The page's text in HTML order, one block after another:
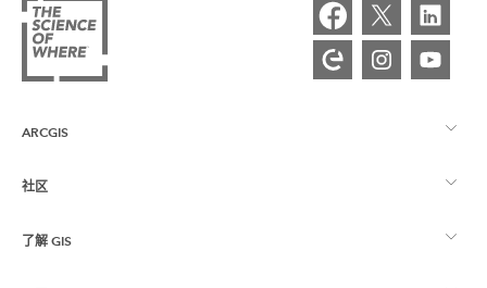
ARCGIS
ArcGIS 概览
制图
社区
Esri 社区
了解 GIS